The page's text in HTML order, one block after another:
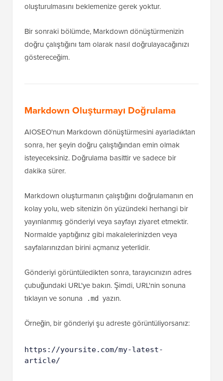
oluşturulmasını beklemenize gerek yoktur.
Bir sonraki bölümde, Markdown dönüştürmenizin
doğru çalıştığını tam olarak nasıl doğrulayacağınızı
göstereceğim.
Markdown Oluşturmayı Doğrulama
AIOSEO'nun Markdown dönüştürmesini ayarladıktan
sonra, her şeyin doğru çalıştığından emin olmak
isteyeceksiniz. Doğrulama basittir ve sadece bir
dakika sürer.
Markdown oluşturmanın çalıştığını doğrulamanın en
kolay yolu, web sitenizin ön yüzündeki herhangi bir
yayınlanmış gönderiyi veya sayfayı ziyaret etmektir.
Normalde yaptığınız gibi makalelerinizden veya
sayfalarınızdan birini açmanız yeterlidir.
Gönderiyi görüntüledikten sonra, tarayıcınızın adres
çubuğundaki URL'ye bakın. Şimdi, URL'nin sonuna
tıklayın ve sonuna
.md yazın.
Örneğin, bir gönderiyi şu adreste görüntüliyorsanız:
https://yoursite.com/my-latest-
article/